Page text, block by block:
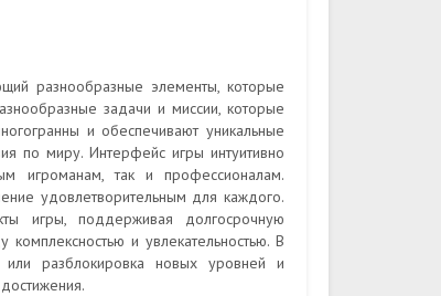
разнообразные элементы, которые
задачи и миссии, которые
и обеспечивают уникальные
по миру. Интерфейс игры интуитивно
игроманам, так и профессионалам.
удовлетворительным для каждого.
игры, поддерживая долгосрочную
и увлекательностью. В
или разблокировка новых уровней и